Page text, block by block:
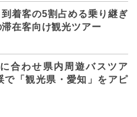
着客の5割占める乗り継ぎ
在客向け観光ツアー
合わせ県内周遊バスツア
で「観光県・愛知」をアピ